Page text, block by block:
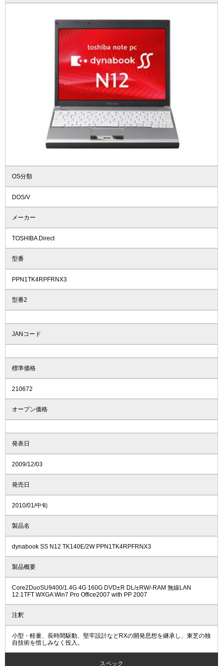
OS分類
DOS/V
メーカー
TOSHIBA Direct
型番
PPN1TK4RPFRNX3
型番2
JANコード
標準価格
210672
オープン価格
発表日
2009/12/03
発売日
2010/01/中旬
製品名
dynabook SS N12 TK140E/2W PPN1TK4RPFRNX3
製品概要
Core2DuoSU9400/1.4G 4G 160G DVD±R DL/±RW/-RAM 無線LAN
12.1TFT WXGA Win7 Pro Office2007 with PP 2007
注釈
小型・軽量、長時間駆動、堅牢設計などRXの開発思想を継承し、東芝の独
自技術を惜しみなく投入。
スペック